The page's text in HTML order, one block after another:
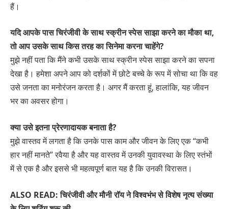
हैं।
यदि आपके पास चिरंजीवी के साथ स्क्रीन स्पेस साझा करने का मौका था,
तो आप उसके साथ किस तरह का सिनेमा करना चाहेंगे?
मुझे नहीं पता कि मैंने कभी उसके साथ स्क्रीन स्पेस साझा करने का सपना
देखा है। हमेशा अपने आप को दर्शकों में छोटे बच्चे के रूप में सोचा था कि वह
उसे जनता का मनोरंजन करता है। अगर मैं करता हूं, हालांकि, यह जीवन
भर का अवसर होगा।
क्या उसे इतना प्रेरणादायक बनाता है?
मुझे वास्तव में लगता है कि उनके पास काम और जीवन के लिए एक “कभी
हार नहीं मानते” रवैया है और यह वास्तव में उनकी युवावस्था के लिए स्तंभों
में से एक है और इससे भी महत्वपूर्ण बात यह है कि उनकी विरासत।
ALSO READ: चिरंजीवी और मौनी रॉय ने विश्वभंभ से विशेष नृत्य संख्या